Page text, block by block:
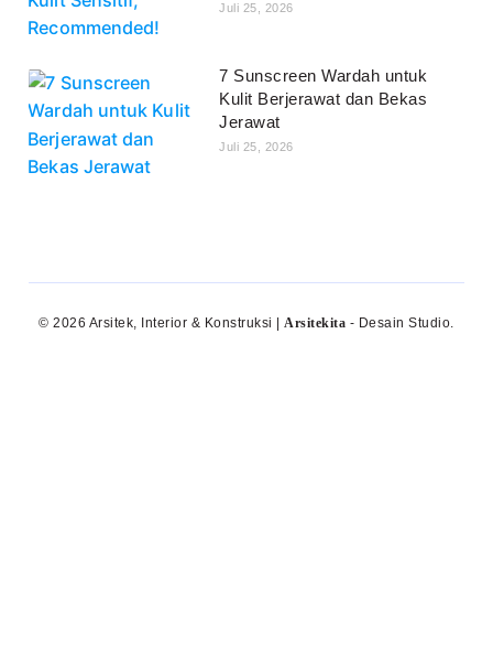
Juli 25, 2026
7 Sunscreen Wardah untuk
Kulit Berjerawat dan Bekas
Jerawat
Juli 25, 2026
© 2026 Arsitek, Interior & Konstruksi |Arsitekita - Desain Studio.